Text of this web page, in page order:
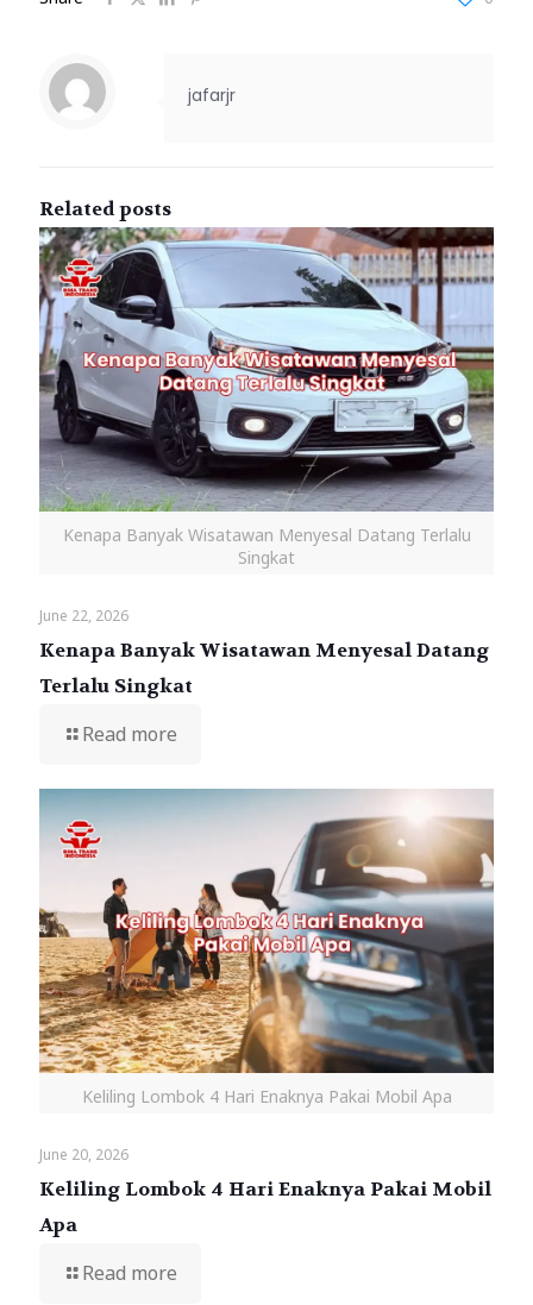
jafarjr
Related posts
Kenapa Banyak Wisatawan Menyesal Datang Terlalu
Singkat
June 22, 2026
Kenapa Banyak Wisatawan Menyesal Datang
Terlalu Singkat
Read more
Keliling Lombok 4 Hari Enaknya Pakai Mobil Apa
June 20, 2026
Keliling Lombok 4 Hari Enaknya Pakai Mobil
Apa
Read more